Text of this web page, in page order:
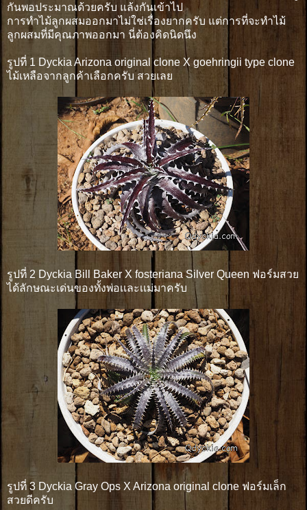
กันพอประมาณด้วยครับ แล้งกันเข้าไป
การทำไม้ลูกผสมออกมาไม่ใช่เรื่องยากครับ แต่การที่จะทำไม้
ลูกผสมที่มีคุณภาพออกมา นี่ต้องคิดนิดนึง
รูปที่ 1 Dyckia Arizona original clone X goehringii type clone
ไม้เหลือจากลูกค้าเลือกครับ สวยเลย
รูปที่ 2 Dyckia Bill Baker X fosteriana Silver Queen ฟอร์มสวย
ได้ลักษณะเด่นของทั้งพ่อเเละเเม่มาครับ
รูปที่ 3 Dyckia Gray Ops X Arizona original clone ฟอร์มเล็ก
สวยดีครับ